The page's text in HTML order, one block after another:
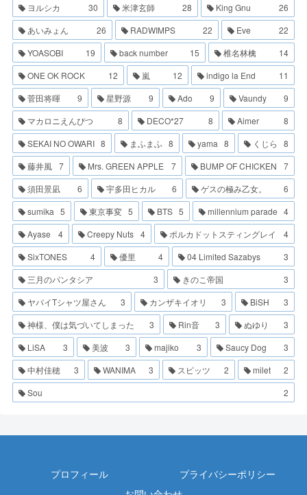
ヨルシカ
30 米津玄師 28 King Gnu
26
あいみょん
26 RADWIMPS 22 Eve
22
YOASOBI
19 back number 15 椎名林檎
14
ONE OK ROCK
12 嵐 12 indigo la End
11
菅田将暉
9 星野源 9 Ado 9 Vaundy
9
マカロニえんぴつ
8 DECO*27 8 Aimer
8
SEKAI NO OWARI 8 まふまふ 8 yama 8 くじら
8
藤井風
7 Mrs. GREEN APPLE 7 BUMP OF CHICKEN
7
須田景凪
6 宇多田ヒカル 6 ゲスの極み乙女。
6
sumika 5 東京事変 5 BTS 5 millennium parade 4
Ayase
4 Creepy Nuts 4 ポルカドットスティングレイ
4
SixTONES
4 優里 4 04 Limited Sazabys
3
三月のパンタシア
3 きのこ帝国
3
ヤバイTシャツ屋さん
3 カンザキイオリ 3 BiSH
3
神様、僕は気づいてしまった
3 Rin音 3 ぬゆり
3
LiSA
3 美波 3 majiko 3 Saucy Dog
3
中村佳穂
3 WANIMA 3 スピッツ 2 milet
2
Sou
2
プロフィール
プライバシーポリシー